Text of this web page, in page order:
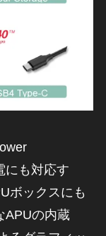
にも対応す
ボックスにも
APUの内蔵